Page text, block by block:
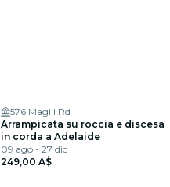
576 Magill Rd
Arrampicata su roccia e discesa
in corda a Adelaide
09 ago - 27 dic
249,00 A$